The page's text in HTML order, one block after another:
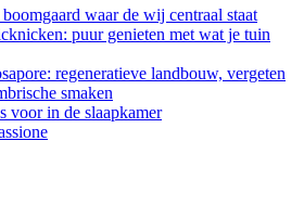
waar de wij centraal staat
puur genieten met wat je tuin
regeneratieve landbouw, vergeten
smaken
voor in de slaapkamer